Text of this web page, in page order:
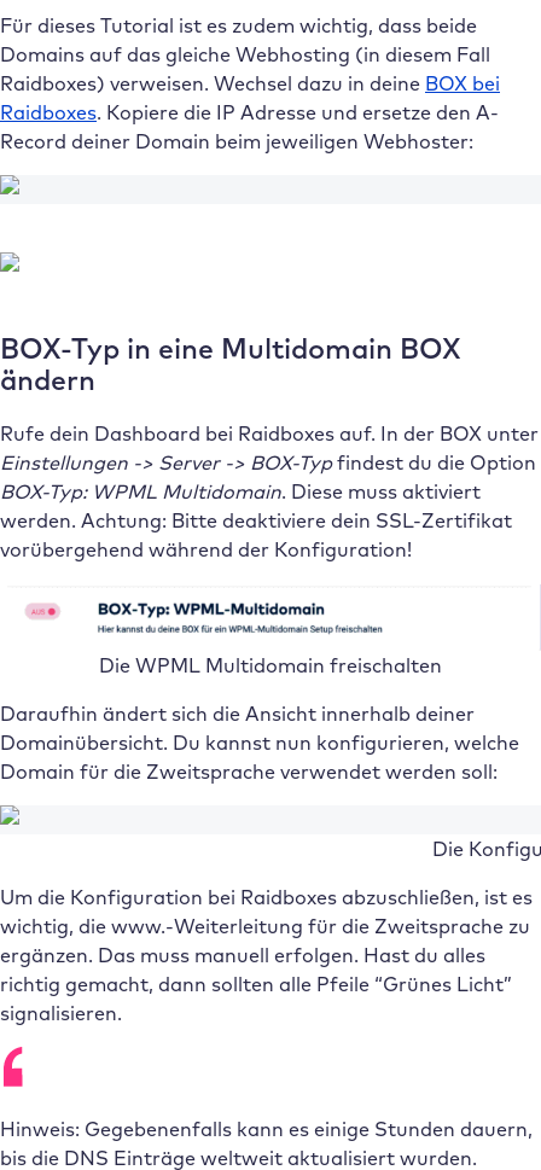
Für dieses Tutorial ist es zudem wichtig, dass beide
Domains auf das gleiche Webhosting (in diesem Fall
Raidboxes) verweisen. Wechsel dazu in deine BOX bei
Raidboxes. Kopiere die IP Adresse und ersetze den A-
Record deiner Domain beim jeweiligen Webhoster:
BOX-Typ in eine Multidomain BOX
ändern
Rufe dein Dashboard bei Raidboxes auf. In der BOX unter
Einstellungen -> Server -> BOX-Typfindest du die Option
BOX-Typ: WPML Multidomain. Diese muss aktiviert
werden. Achtung: Bitte deaktiviere dein SSL-Zertifikat
vorübergehend während der Konfiguration!
Die WPML Multidomain freischalten
Daraufhin ändert sich die Ansicht innerhalb deiner
Domainübersicht. Du kannst nun konfigurieren, welche
Domain für die Zweitsprache verwendet werden soll:
Die
Um die Konfiguration bei Raidboxes abzuschließen, ist es
wichtig, die www.-Weiterleitung für die Zweitsprache zu
ergänzen. Das muss manuell erfolgen. Hast du alles
richtig gemacht, dann sollten alle Pfeile “Grünes Licht”
signalisieren.
Hinweis: Gegebenenfalls kann es einige Stunden dauern,
bis die DNS Einträge weltweit aktualisiert wurden.